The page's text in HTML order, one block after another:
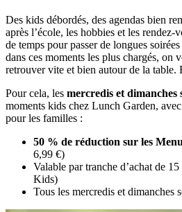
Des kids débordés, des agendas bien
après l’école, les hobbies et les rendez-
de temps pour passer de longues
dans ces moments les plus chargés, on
retrouver vite et bien autour de la table.
Pour cela, les mercredis et dimanches
moments kids chez Lunch Garden,
pour les familles :
50 % de réduction sur les
6,99 €)
Valable par tranche d’achat de
Kids)
Tous les mercredis et dimanches